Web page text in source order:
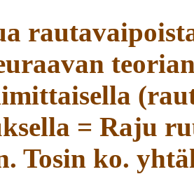
= Raju
Tosin ko.